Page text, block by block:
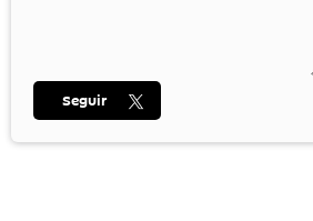
Seguir